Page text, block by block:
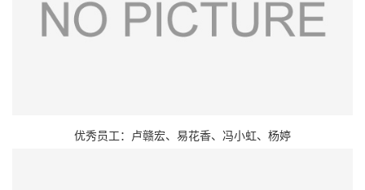
优秀员工：卢赣宏、易花香、冯小虹、杨婷